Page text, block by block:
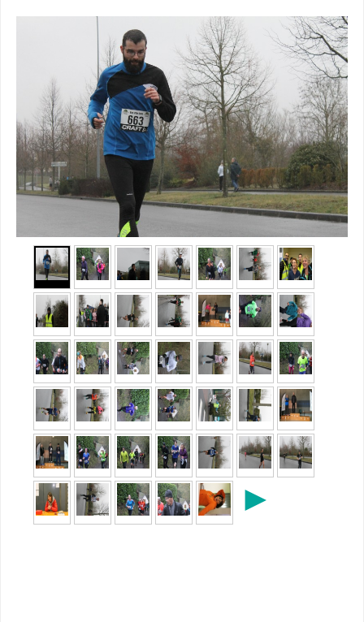
►